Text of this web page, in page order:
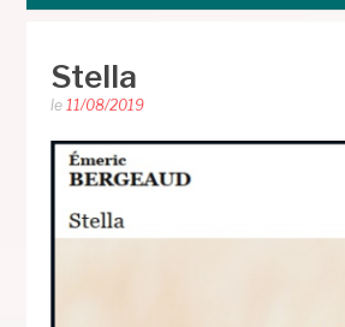
Stella
le11/08/2019